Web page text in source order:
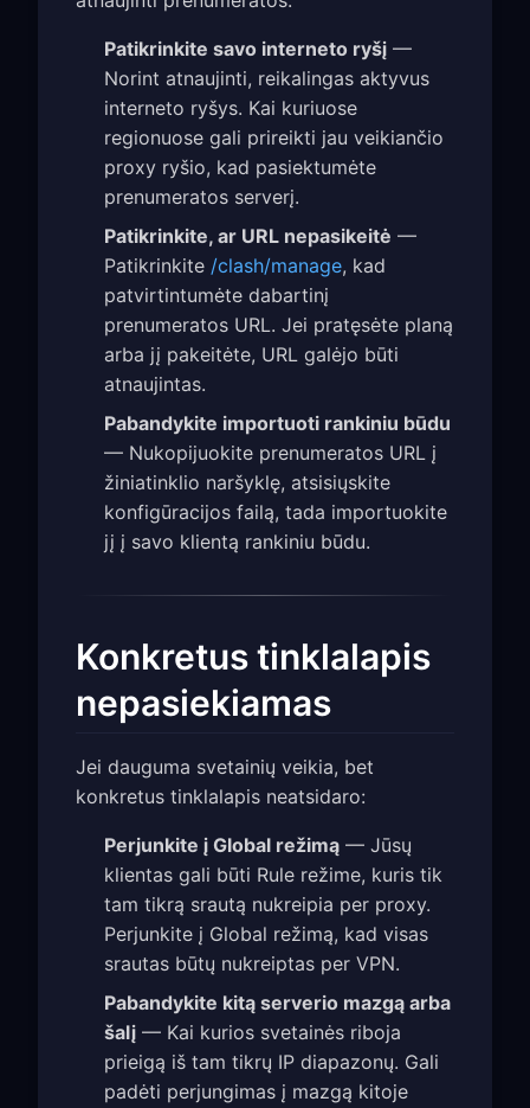
Patikrinkite savo interneto ryšį —
Norint atnaujinti, reikalingas aktyvus
interneto ryšys. Kai kuriuose
regionuose gali prireikti jau veikiančio
proxy ryšio, kad pasiektumėte
prenumeratos serverį.
Patikrinkite, ar URL nepasikeitė —
Patikrinkite /clash/manage, kad
patvirtintumėte dabartinį
prenumeratos URL. Jei pratęsėte planą
arba jį pakeitėte, URL galėjo būti
atnaujintas.
Pabandykite importuoti rankiniu būdu
— Nukopijuokite prenumeratos URL į
žiniatinklio naršyklę, atsisiųskite
konfigūracijos failą, tada importuokite
jį į savo klientą rankiniu būdu.
Konkretus tinklalapis
nepasiekiamas
Jei dauguma svetainių veikia, bet
konkretus tinklalapis neatsidaro:
Perjunkite į Global režimą — Jūsų
klientas gali būti Rule režime, kuris tik
tam tikrą srautą nukreipia per proxy.
Perjunkite į Global režimą, kad visas
srautas būtų nukreiptas per VPN.
Pabandykite kitą serverio mazgą arba
šalį — Kai kurios svetainės riboja
prieigą iš tam tikrų IP diapazonų. Gali
padėti perjungimas į mazgą kitoje